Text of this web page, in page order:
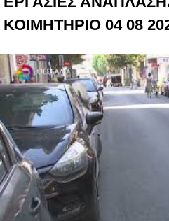
ΚΟΙΜΗΤΗΡΙΟ 04 08